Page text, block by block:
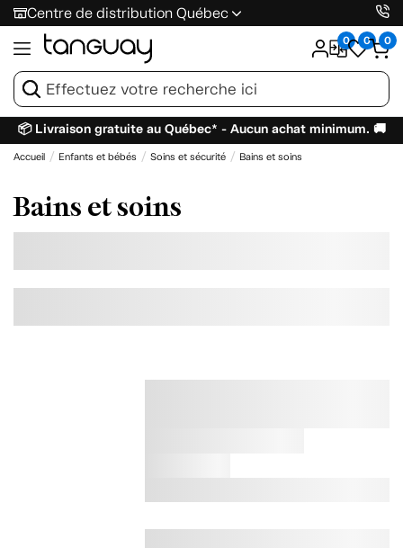
Centre de distribution Québec
0 0 0
📦 Livraison gratuite au Québec* - Aucun achat minimum. 🚚
Accueil Enfants et bébés Soins et sécurité Bains et soins
Bains et soins